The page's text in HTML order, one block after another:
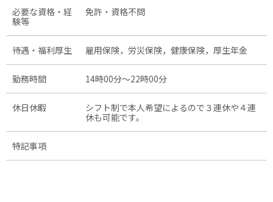
必要な資格・経
験等
免許・資格不問
待遇・福利厚生 雇用保険，労災保険，健康保険，厚生年金
勤務時間 14時00分〜22時00分
休日休暇
シフト制で本人希望によるので３連休や４連
休も可能です。
特記事項